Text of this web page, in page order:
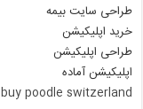
طراحی سایت بیمه
خرید اپلیکیشن
طراحی اپلیکیشن
اپلیکیشن آماده
buy poodle switzerland